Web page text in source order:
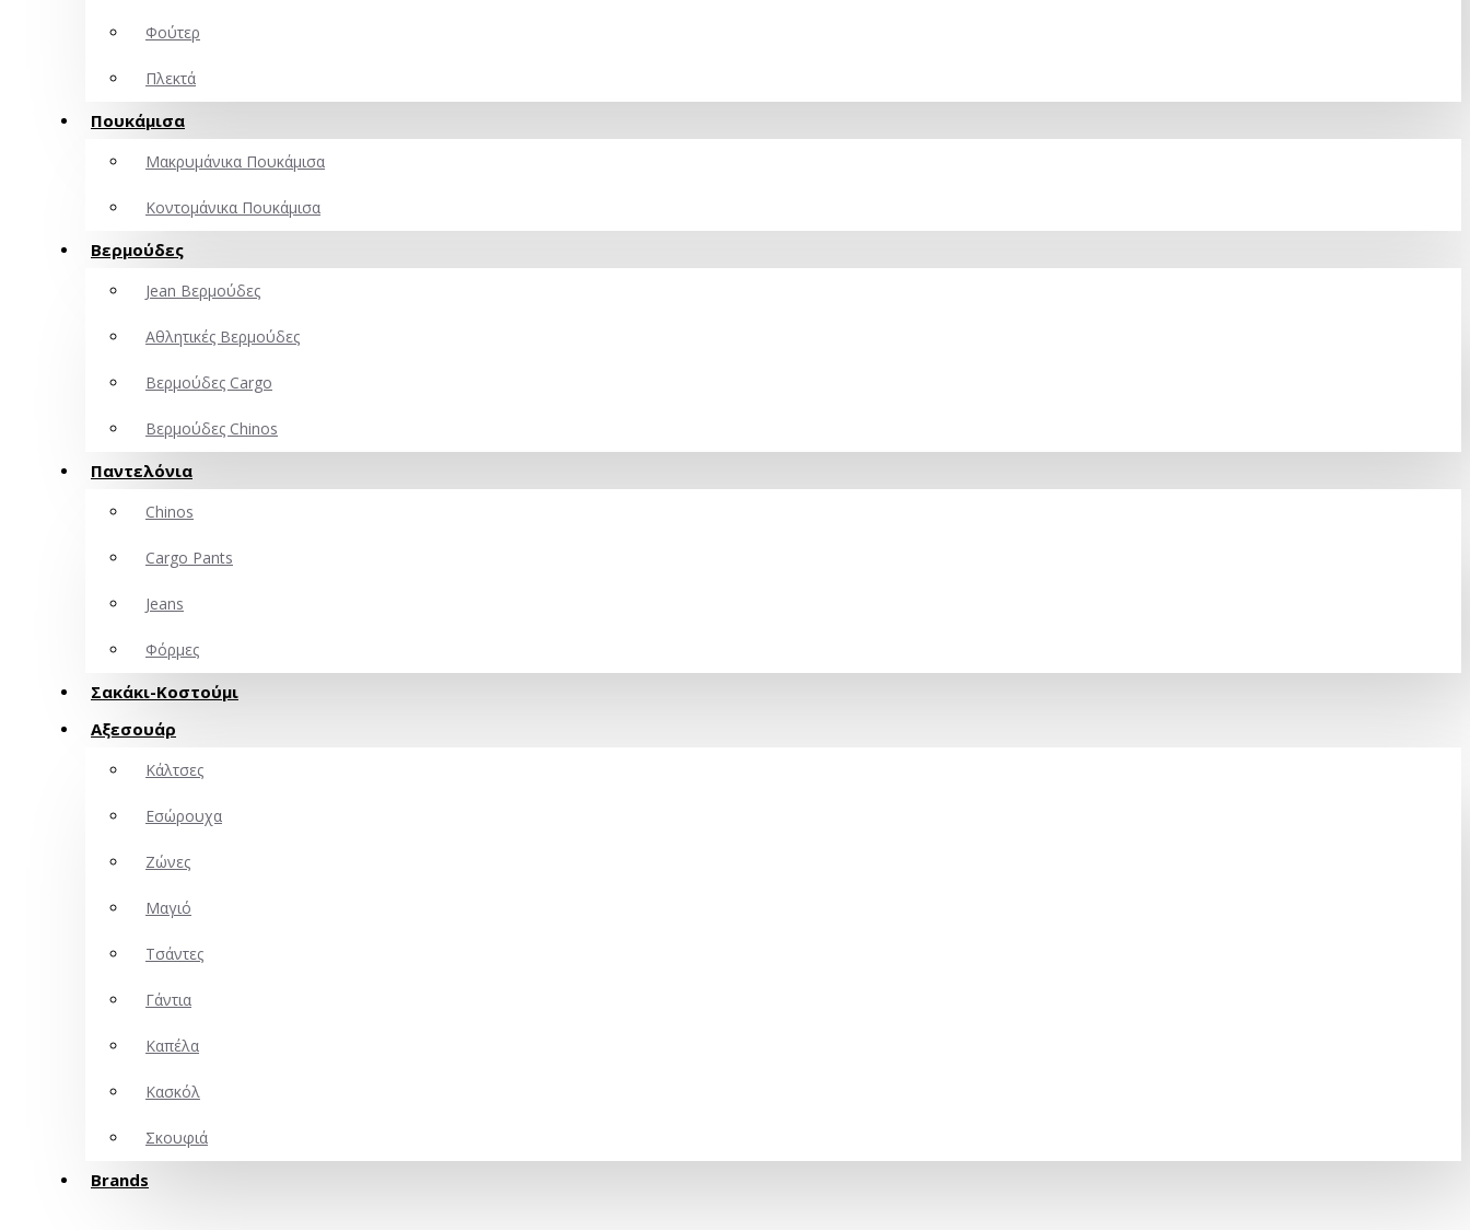
Φούτερ
Πλεκτά
Πουκάμισα
Μακρυμάνικα Πουκάμισα
Κοντομάνικα Πουκάμισα
Βερμούδες
Jean Βερμούδες
Αθλητικές Βερμούδες
Βερμούδες Cargo
Βερμούδες Chinos
Παντελόνια
Chinos
Cargo Pants
Jeans
Φόρμες
Σακάκι-Κοστούμι
Αξεσουάρ
Κάλτσες
Εσώρουχα
Ζώνες
Μαγιό
Τσάντες
Γάντια
Καπέλα
Κασκόλ
Σκουφιά
Brands